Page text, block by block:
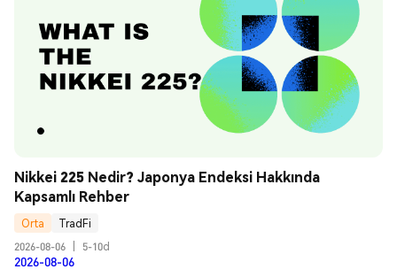
Nikkei 225 Nedir? Japonya Endeksi Hakkında
Kapsamlı Rehber
Orta
TradFi
2026-08-06
5-10d
2026-08-06